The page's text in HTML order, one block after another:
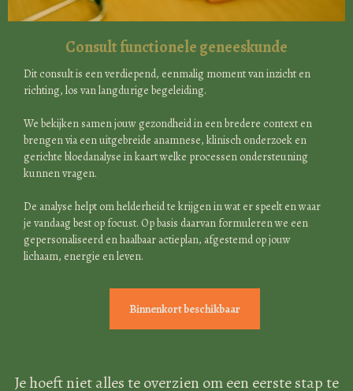
Consult functionele geneeskunde
Dit consult is een verdiepend, eenmalig moment van inzicht en
richting, los van langdurige begeleiding.
We bekijken samen jouw gezondheid in een bredere context en
brengen via een uitgebreide anamnese, klinisch onderzoek en
gerichte bloedanalyse in kaart welke processen ondersteuning
kunnen vragen.
De analyse helpt om helderheid te krijgen in wat er speelt en waar
je vandaag best op focust. Op basis daarvan formuleren we een
gepersonaliseerd en haalbaar actieplan, afgestemd op jouw
lichaam, energie en leven.
Binnenkort beschikbaar
Je hoeft niet alles te overzien om een eerste stap te